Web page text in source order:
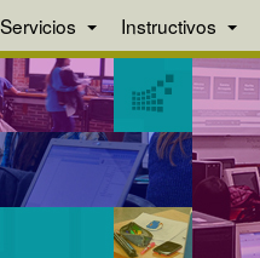
Servicios Instructivos